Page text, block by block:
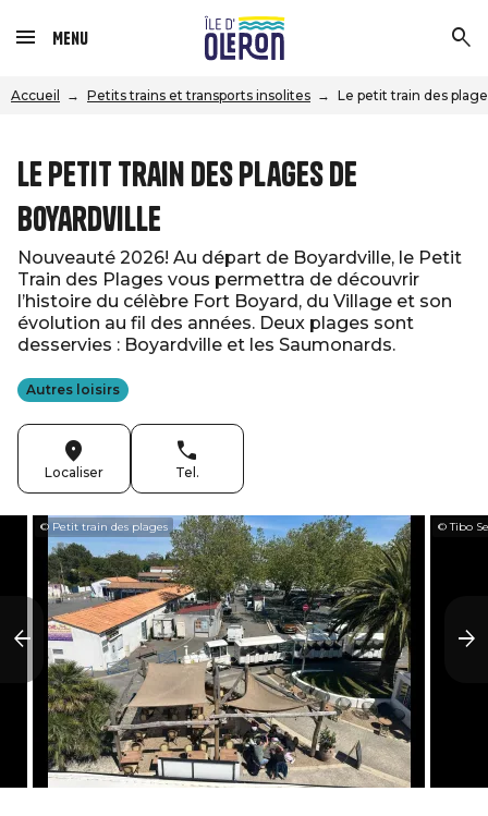
Menu
Accueil Petits trains et transports insolites Le petit train des
Le petit train des plages de
Boyardville
Nouveauté 2026! Au départ de Boyardville, le Petit
Train des Plages vous permettra de découvrir
l’histoire du célèbre Fort Boyard, du Village et son
évolution au fil des années. Deux plages sont
desservies : Boyardville et les Saumonards.
Autres loisirs
Localiser Tel.
© Petit train des plages © Tibo